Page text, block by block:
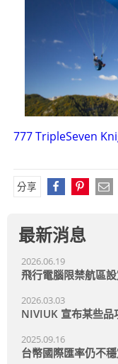
777 TripleSeven
分享
最新消息
2026.06.19
飛行電腦限禁航區
2026.03.03
NIVIUK 宣布某些品
2025.09.16
台幣國際匯率仍不